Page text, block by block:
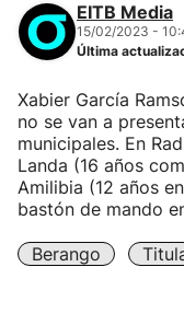
EITB Media
15/02/2023 -
Última
Xabier García
no se van a
municipales. En
Landa (16 años
Amilibia (12 años
bastón de mando
Berango